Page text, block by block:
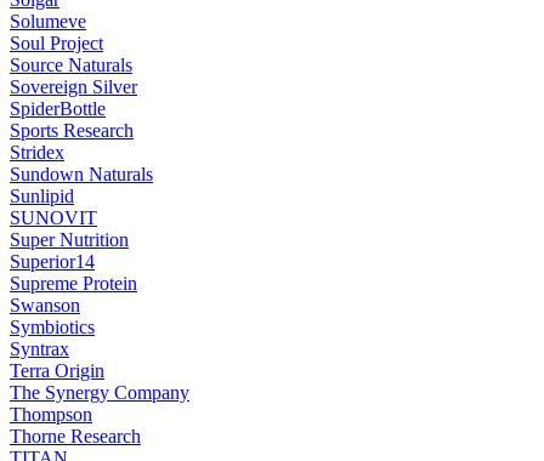
Solumeve
Soul Project
Source Naturals
Sovereign Silver
SpiderBottle
Sports Research
Stridex
Sundown Naturals
Sunlipid
SUNOVIT
Super Nutrition
Superior14
Supreme Protein
Swanson
Symbiotics
Syntrax
Terra Origin
The Synergy Company
Thompson
Thorne Research